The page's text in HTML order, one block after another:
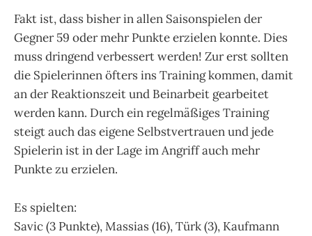
Fakt ist, dass bisher in allen Saisonspielen der
Gegner 59 oder mehr Punkte erzielen konnte. Dies
muss dringend verbessert werden! Zur erst sollten
die Spielerinnen öfters ins Training kommen, damit
an der Reaktionszeit und Beinarbeit gearbeitet
werden kann. Durch ein regelmäßiges Training
steigt auch das eigene Selbstvertrauen und jede
Spielerin ist in der Lage im Angriff auch mehr
Punkte zu erzielen.
Es spielten:
Savic (3 Punkte), Massias (16), Türk (3), Kaufmann